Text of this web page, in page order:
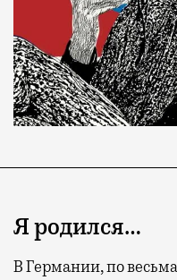
Я родился…
В Германии, по